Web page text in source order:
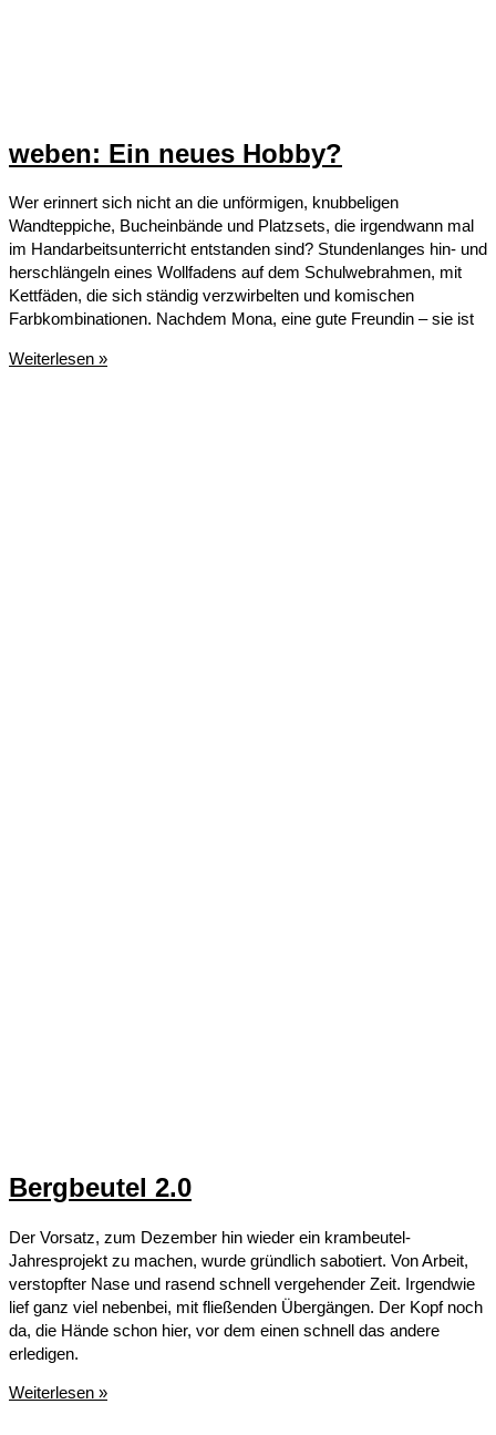
weben: Ein neues Hobby?
Wer erinnert sich nicht an die unförmigen, knubbeligen
Wandteppiche, Bucheinbände und Platzsets, die irgendwann mal
im Handarbeitsunterricht entstanden sind? Stundenlanges hin- und
herschlängeln eines Wollfadens auf dem Schulwebrahmen, mit
Kettfäden, die sich ständig verzwirbelten und komischen
Farbkombinationen. Nachdem Mona, eine gute Freundin – sie ist
weben:
Weiterlesen »
Bergbeutel 2.0
Der Vorsatz, zum Dezember hin wieder ein krambeutel-
Jahresprojekt zu machen, wurde gründlich sabotiert. Von Arbeit,
verstopfter Nase und rasend schnell vergehender Zeit. Irgendwie
lief ganz viel nebenbei, mit fließenden Übergängen. Der Kopf noch
da, die Hände schon hier, vor dem einen schnell das andere
erledigen.
Bergbeutel
Weiterlesen »